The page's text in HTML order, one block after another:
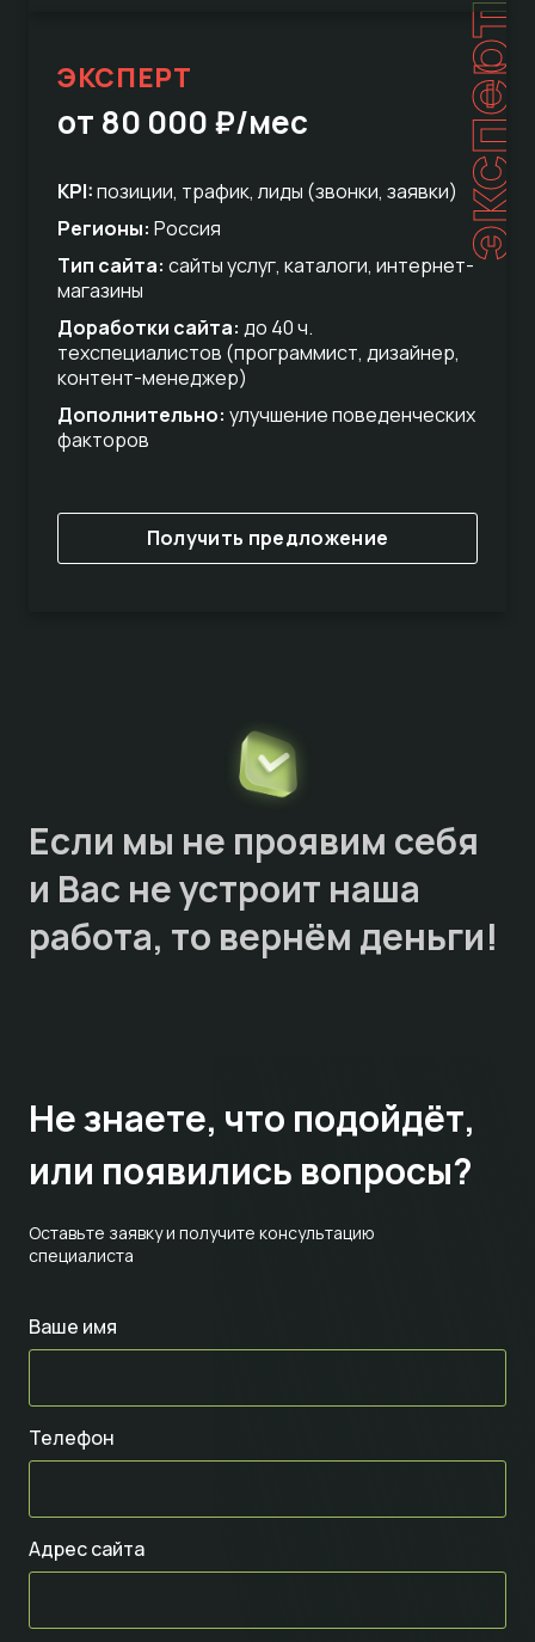
эксперт
ЭКСПЕРТ
от 80 000 ₽/мес
KPI:позиции, трафик, лиды (звонки, заявки)
Регионы: Россия
Тип сайта: сайты услуг, каталоги, интернет-
магазины
Доработки сайта: до 40 ч.
техспециалистов (программист, дизайнер,
контент-менеджер)
Дополнительно: улучшение поведенческих
факторов
Получить предложение
Если мы не проявим себя
и Вас не устроит наша
работа, то вернём деньги!
Оставьте заявку и получите консультацию
специалиста
Не знаете, что подойдёт,
или появились вопросы?
Ваше имя
Телефон
Адрес сайта